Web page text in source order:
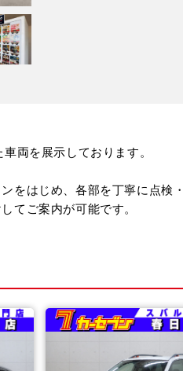
両を展示しております。
をはじめ、各部を丁寧に点検
てご案内が可能です。